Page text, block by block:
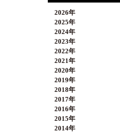
2026年
2025年
2024年
2023年
2022年
2021年
2020年
2019年
2018年
2017年
2016年
2015年
2014年